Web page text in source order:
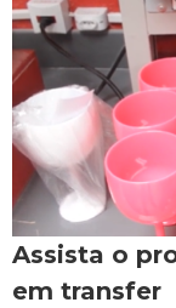
Assista o
em transfer